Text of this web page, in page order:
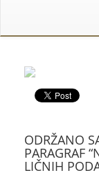
ODRŽANO
PARAGRAF
LIČNIH